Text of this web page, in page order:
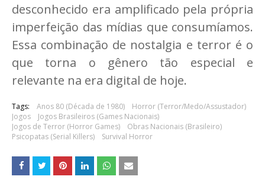
desconhecido era amplificado pela própria
imperfeição das mídias que consumíamos.
Essa combinação de nostalgia e terror é o
que torna o gênero tão especial e
relevante na era digital de hoje.
Tags: Anos 80 (Década de 1980)
Horror (Terror/Medo/Assustador)
Jogos
Jogos Brasileiros (Games Nacionais)
Jogos de Terror (Horror Games)
Obras Nacionais (Brasileiro)
Psicopatas (Serial Killers)
Survival Horror